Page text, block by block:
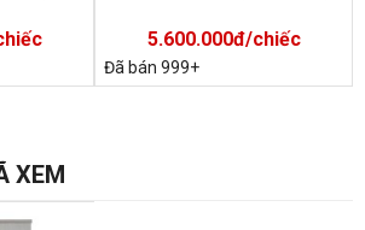
5.600.000đ/chiếc
Đã bán 999+
XEM